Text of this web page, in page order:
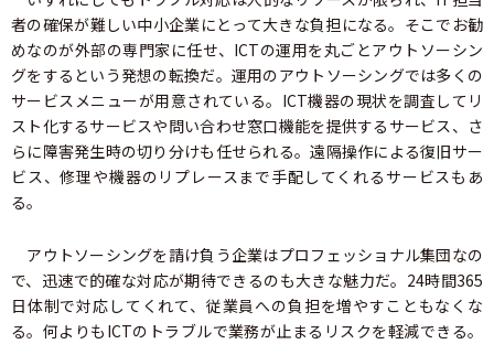
者の確保が難しい中小企業にとって大きな負担になる。そこでお勧
めなのが外部の専門家に任せ、ICTの運用を丸ごとアウトソーシン
グをするという発想の転換だ。運用のアウトソーシングでは多くの
サービスメニューが用意されている。ICT機器の現状を調査してリ
スト化するサービスや問い合わせ窓口機能を提供するサービス、さ
らに障害発生時の切り分けも任せられる。遠隔操作による復旧サー
ビス、修理や機器のリプレースまで手配してくれるサービスもあ
る。
アウトソーシングを請け負う企業はプロフェッショナル集団なの
で、迅速で的確な対応が期待できるのも大きな魅力だ。24時間365
日体制で対応してくれて、従業員への負担を増やすこともなくな
る。何よりもICTのトラブルで業務が止まるリスクを軽減できる。